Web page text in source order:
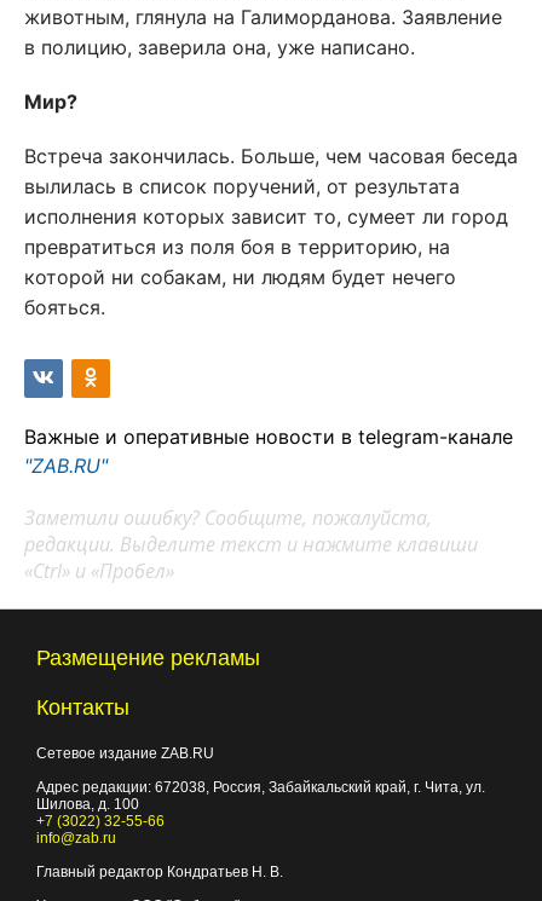
животным, глянула на Галиморданова. Заявление
в полицию, заверила она, уже написано.
Мир?
Встреча закончилась. Больше, чем часовая беседа
вылилась в список поручений, от результата
исполнения которых зависит то, сумеет ли город
превратиться из поля боя в территорию, на
которой ни собакам, ни людям будет нечего
бояться.
Важные и оперативные новости в telegram-канале
"ZAB.RU"
Заметили ошибку? Сообщите, пожалуйста,
редакции. Выделите текст и нажмите клавиши
«Ctrl» и «Пробел»
Размещение рекламы
Контакты
Сетевое издание ZAB.RU
Адрес редакции: 672038, Россия, Забайкальский край, г. Чита, ул.
Шилова, д. 100
+7 (3022) 32-55-66
info@zab.ru
Главный редактор Кондратьев Н. В.